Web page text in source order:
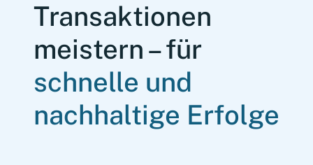
Transaktionen
meistern – für
schnelle und
nachhaltige Erfolge